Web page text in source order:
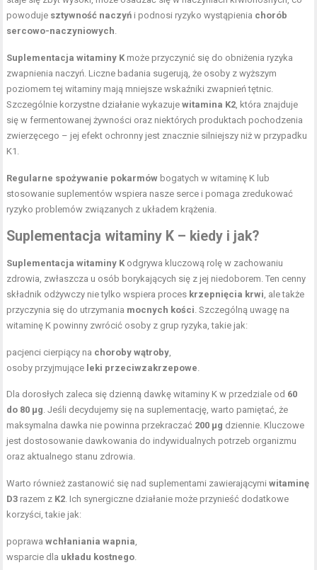
powoduje sztywność naczyń i podnosi ryzyko wystąpienia chorób
sercowo-naczyniowych.
Suplementacja witaminy K może przyczynić się do obniżenia ryzyka
zwapnienia naczyń. Liczne badania sugerują, że osoby z wyższym
poziomem tej witaminy mają mniejsze wskaźniki zwapnień tętnic.
Szczególnie korzystne działanie wykazujewitamina K2, która znajduje
się w fermentowanej żywności oraz niektórych produktach pochodzenia
zwierzęcego – jej efekt ochronny jest znacznie silniejszy niż w przypadku
K1.
Regularne spożywanie pokarmów bogatych w witaminę K lub
stosowanie suplementów wspiera nasze serce i pomaga zredukować
ryzyko problemów związanych z układem krążenia.
Suplementacja witaminy K – kiedy i jak?
Suplementacja witaminy K odgrywa kluczową rolę w zachowaniu
zdrowia, zwłaszcza u osób borykających się z jej niedoborem. Ten cenny
składnik odżywczy nie tylko wspiera proces krzepnięcia krwi, ale także
przyczynia się do utrzymania mocnych kości. Szczególną uwagę na
witaminę K powinny zwrócić osoby z grup ryzyka, takie jak:
pacjenci cierpiący na choroby wątroby,
osoby przyjmujące leki przeciwzakrzepowe.
Dla dorosłych zaleca się dzienną dawkę witaminy K w przedziale od 60
do 80 μg. Jeśli decydujemy się na suplementację, warto pamiętać, że
maksymalna dawka nie powinna przekraczać 200 μg dziennie. Kluczowe
jest dostosowanie dawkowania do indywidualnych potrzeb organizmu
oraz aktualnego stanu zdrowia.
Warto również zastanowić się nad suplementami zawierającymiwitaminę
D3 razem z K2. Ich synergiczne działanie może przynieść dodatkowe
korzyści, takie jak:
poprawawchłaniania wapnia,
wsparcie dla układu kostnego.